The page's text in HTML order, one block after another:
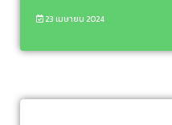
23 เมษายน 2024